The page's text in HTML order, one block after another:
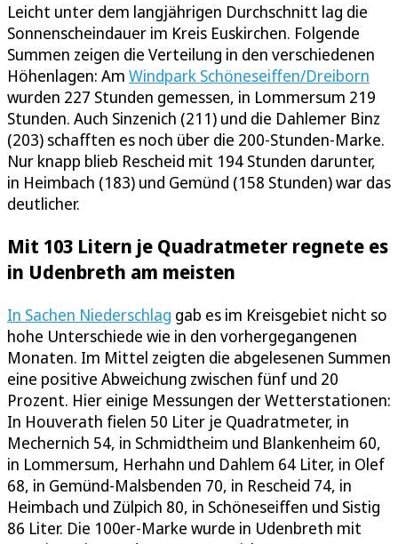
Leicht unter dem langjährigen Durchschnitt lag die
Sonnenscheindauer im Kreis Euskirchen. Folgende
Summen zeigen die Verteilung in den verschiedenen
Höhenlagen: Am Windpark Schöneseiffen/Dreiborn
wurden 227 Stunden gemessen, in Lommersum 219
Stunden. Auch Sinzenich (211) und die Dahlemer Binz
(203) schafften es noch über die 200-Stunden-Marke.
Nur knapp blieb Rescheid mit 194 Stunden darunter,
in Heimbach (183) und Gemünd (158 Stunden) war das
deutlicher.
Mit 103 Litern je Quadratmeter regnete es
in Udenbreth am meisten
In Sachen Niederschlag gab es im Kreisgebiet nicht so
hohe Unterschiede wie in den vorhergegangenen
Monaten. Im Mittel zeigten die abgelesenen Summen
eine positive Abweichung zwischen fünf und 20
Prozent. Hier einige Messungen der Wetterstationen:
In Houverath fielen 50 Liter je Quadratmeter, in
Mechernich 54, in Schmidtheim und Blankenheim 60,
in Lommersum, Herhahn und Dahlem 64 Liter, in Olef
68, in Gemünd-Malsbenden 70, in Rescheid 74, in
Heimbach und Zülpich 80, in Schöneseiffen und Sistig
86 Liter. Die 100er-Marke wurde in Udenbreth mit